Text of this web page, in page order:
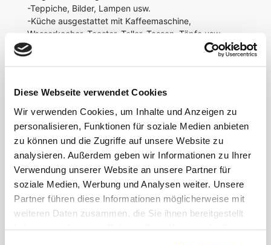
Diese Webseite verwendet Cookies
Wir verwenden Cookies, um Inhalte und Anzeigen zu
personalisieren, Funktionen für soziale Medien anbieten
zu können und die Zugriffe auf unsere Website zu
analysieren. Außerdem geben wir Informationen zu Ihrer
Verwendung unserer Website an unsere Partner für
soziale Medien, Werbung und Analysen weiter. Unsere
Partner führen diese Informationen möglicherweise mit
weiteren Daten zusammen, die Sie ihnen bereitgestellt
-Teppiche, Bilder, Lampen usw.
-Küche ausgestattet mit Kaffeemaschine,
Wasserkocher, Toaster, Teller, Tassen, Töpfe usw.
können sich trotzdem an einer ruhigen Wohnung
erfreuen.
Düsseldorf - Friedrichstadt. Wer das Viertel kennt –
liebt es! Wer es noch nicht kennt – wird es lieben!
Die Wohnung liegt zentral in dem angesagten
Stadtteil Friedrichstadt. Nicht nur eine große
Auswahl an Restaurants, Cafes und Bars lassen